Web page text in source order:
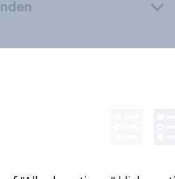
Alle Rechte vorbehalten.